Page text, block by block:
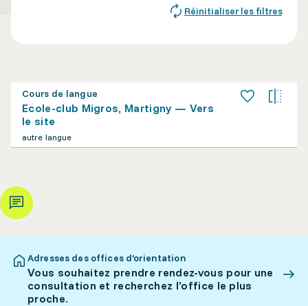
Réinitialiser les filtres
Cours de langue
Ecole-club Migros, Martigny — Vers
le site
autre langue
Adresses des offices d’orientation
Vous souhaitez prendre rendez-vous pour une
consultation et recherchez l’office le plus
proche.